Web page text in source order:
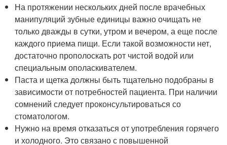
На протяжении нескольких дней после врачебных
манипуляций зубные единицы важно очищать не
только дважды в сутки, утром и вечером, а еще после
каждого приема пищи. Если такой возможности нет,
достаточно прополоскать рот чистой водой или
специальным ополаскивателем.
Паста и щетка должны быть тщательно подобраны в
зависимости от потребностей пациента. При наличии
сомнений следует проконсультироваться со
стоматологом.
Нужно на время отказаться от употребления горячего
и холодного. Это связано с повышенной